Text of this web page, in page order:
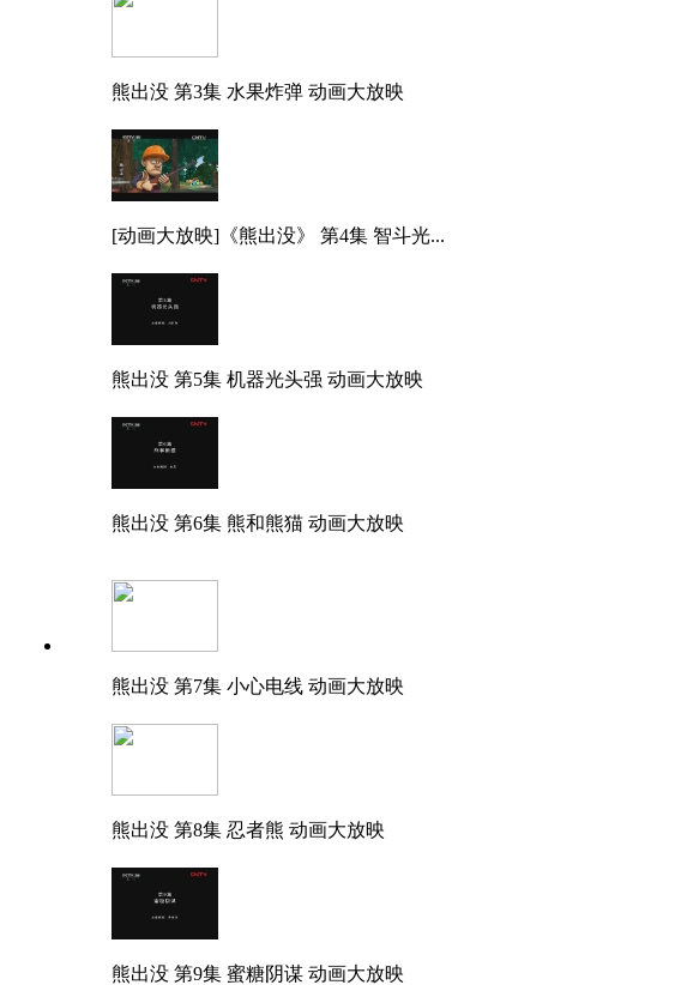
熊出没 第3集 水果炸弹 动画大放映
[动画大放映]《熊出没》 第4集 智斗光...
熊出没 第5集 机器光头强 动画大放映
熊出没 第6集 熊和熊猫 动画大放映
熊出没 第7集 小心电线 动画大放映
熊出没 第8集 忍者熊 动画大放映
熊出没 第9集 蜜糖阴谋 动画大放映